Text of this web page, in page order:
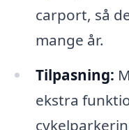
carport, så
mange år.
Tilpasning:
ekstra